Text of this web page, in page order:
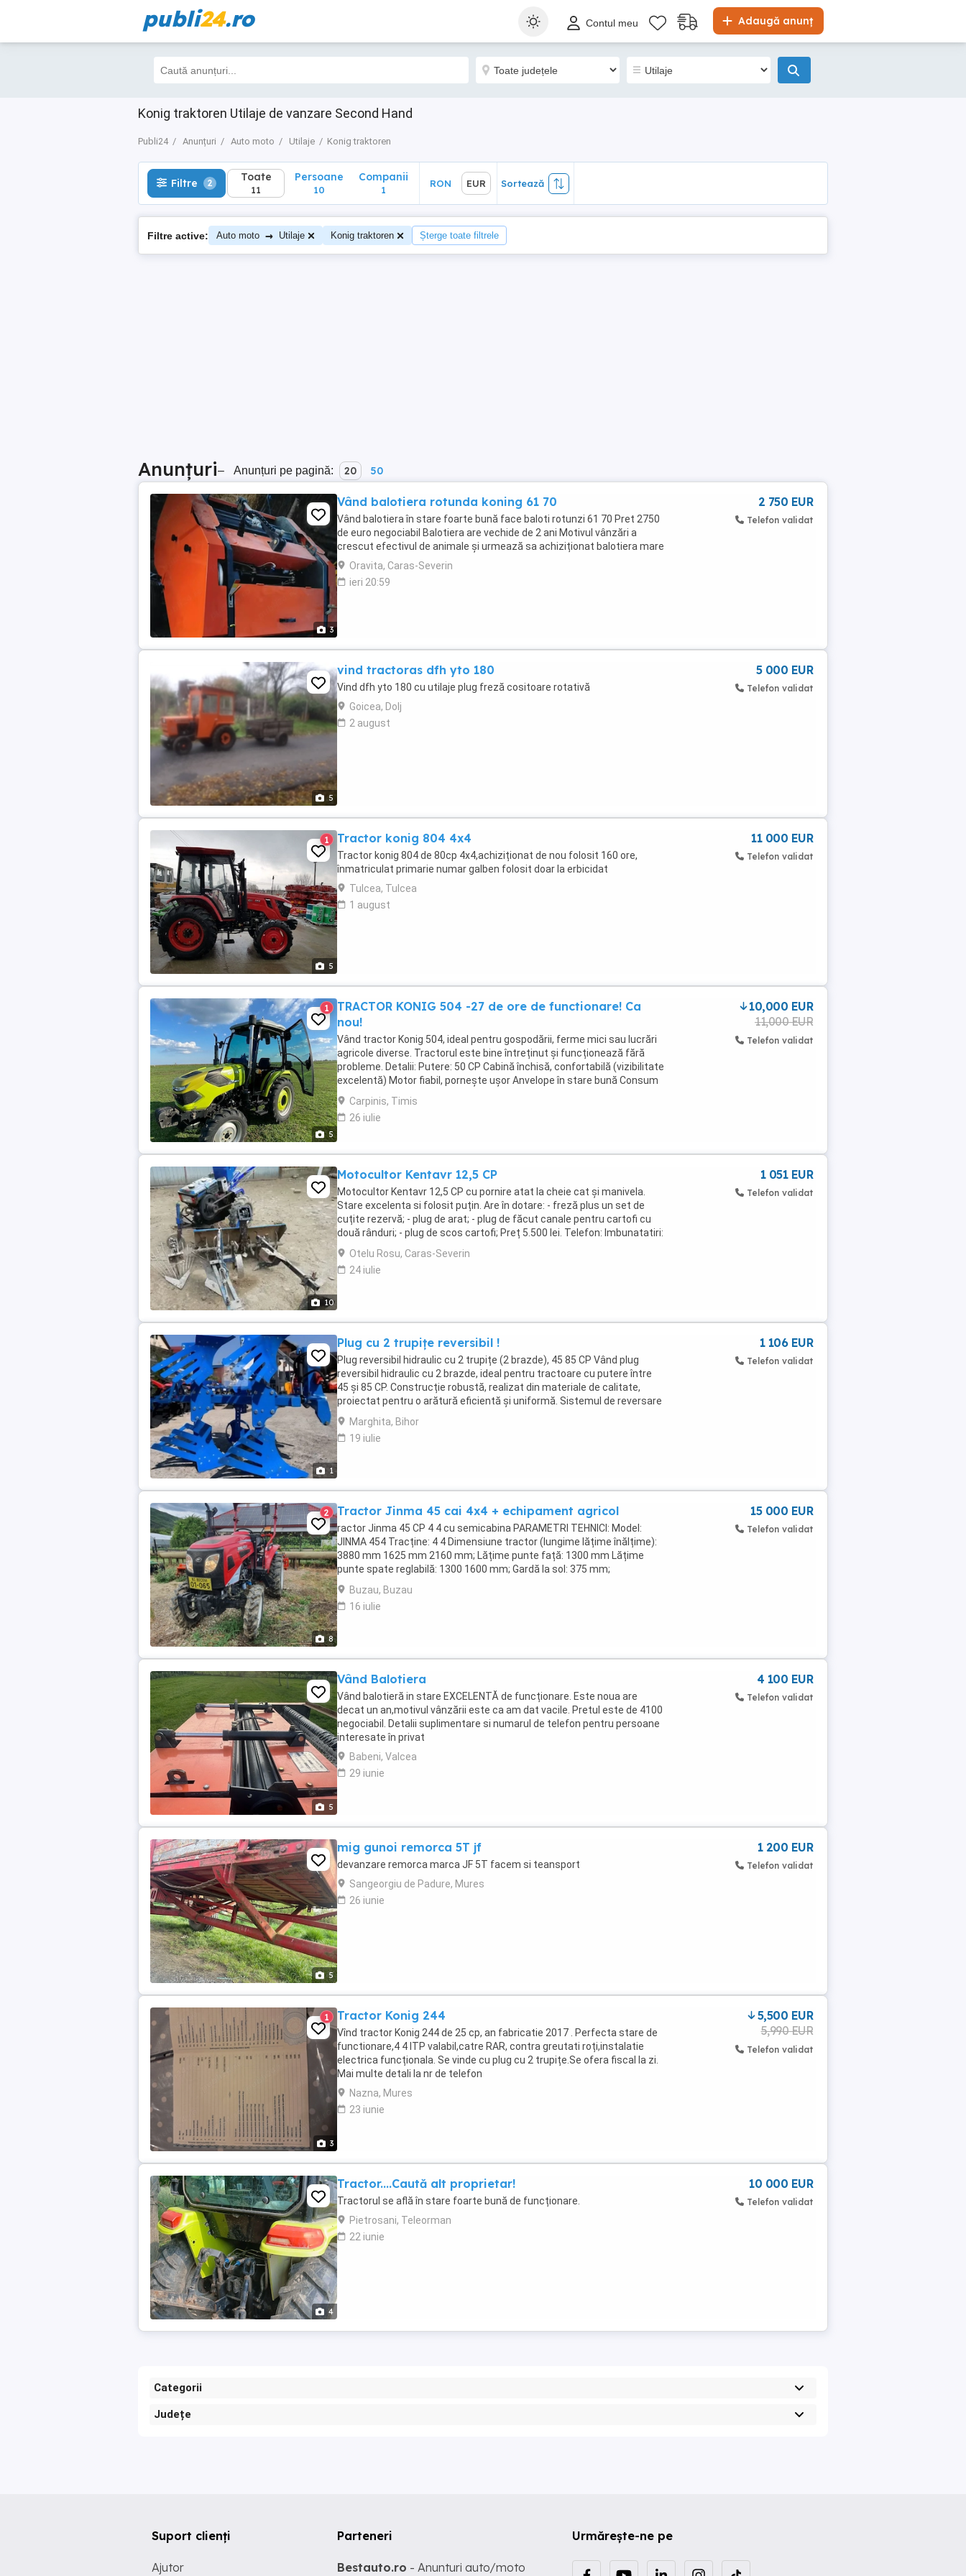
publi24.ro Adaugă anunț
Contul meu
Konig traktoren Utilaje de vanzare Second Hand
Publi24 Anunțuri Auto moto Utilaje Konig traktoren
Filtre 2 Toate
11
Sortează
Filtre 2 Toate
11
Persoane
10
Companii
1
RON EUR Sortează
Filtre active: Auto moto → Utilaje Konig traktoren Șterge toate filtrele
Anunțuri– Anunțuri pe pagină: 20 50
3
Vând balotiera rotunda koning 61 70
Vând balotiera în stare foarte bună face baloti rotunzi 61 70 Pret 2750
de euro negociabil Balotiera are vechide de 2 ani Motivul vânzări a
crescut efectivul de animale și urmează sa achiziționat balotiera mare
Oravita, Caras-Severin
ieri 20:59
2 750 EUR
Telefon validat
5
vind tractoras dfh yto 180
Vind dfh yto 180 cu utilaje plug freză cositoare rotativă
Goicea, Dolj
2 august
5 000 EUR
Telefon validat
5
1 Tractor konig 804 4x4
Tractor konig 804 de 80cp 4x4,achiziționat de nou folosit 160 ore,
înmatriculat primarie numar galben folosit doar la erbicidat
Tulcea, Tulcea
1 august
11 000 EUR
Telefon validat
5
1
TRACTOR KONIG 504 -27 de ore de functionare! Ca
nou!
Vând tractor Konig 504, ideal pentru gospodării, ferme mici sau lucrări
agricole diverse. Tractorul este bine întreținut și funcționează fără
probleme. Detalii: Putere: 50 CP Cabină închisă, confortabilă (vizibilitate
excelentă) Motor fiabil, pornește ușor Anvelope în stare bună Consum
...
Carpinis, Timis
26 iulie
10,000 EUR
11,000 EUR
Telefon validat
10
Motocultor Kentavr 12,5 CP
Motocultor Kentavr 12,5 CP cu pornire atat la cheie cat și manivela.
Stare excelenta si folosit puțin. Are în dotare: - freză plus un set de
cuțite rezervă; - plug de arat; - plug de făcut canale pentru cartofi cu
două rânduri; - plug de scos cartofi; Preț 5.500 lei. Telefon: Imbunatatiri:
- ...
Otelu Rosu, Caras-Severin
24 iulie
1 051 EUR
Telefon validat
1
Plug cu 2 trupițe reversibil !
Plug reversibil hidraulic cu 2 trupițe (2 brazde), 45 85 CP Vând plug
reversibil hidraulic cu 2 brazde, ideal pentru tractoare cu putere între
45 și 85 CP. Construcție robustă, realizat din materiale de calitate,
proiectat pentru o arătură eficientă și uniformă. Sistemul de reversare
hidraulică permite ...
Marghita, Bihor
19 iulie
1 106 EUR
Telefon validat
8
2 Tractor Jinma 45 cai 4x4 + echipament agricol
ractor Jinma 45 CP 4 4 cu semicabina PARAMETRI TEHNICI: Model:
JINMA 454 Tracține: 4 4 Dimensiune tractor (lungime lățime înălțime):
3880 mm 1625 mm 2160 mm; Lățime punte față: 1300 mm Lățime
punte spate reglabilă: 1300 1600 mm; Gardă la sol: 375 mm;
SPECIFICAȚII TEHNICE MOTOR: Model: ...
Buzau, Buzau
16 iulie
15 000 EUR
Telefon validat
5
Vând Balotiera
Vând balotieră in stare EXCELENTĂ de funcționare. Este noua are
decat un an,motivul vânzării este ca am dat vacile. Pretul este de 4100
negociabil. Detalii suplimentare si numarul de telefon pentru persoane
interesate în privat
Babeni, Valcea
29 iunie
4 100 EUR
Telefon validat
5
mig gunoi remorca 5T jf
devanzare remorca marca JF 5T facem si teansport
Sangeorgiu de Padure, Mures
26 iunie
1 200 EUR
Telefon validat
3
1 Tractor Konig 244
Vînd tractor Konig 244 de 25 cp, an fabricatie 2017 . Perfecta stare de
functionare,4 4 ITP valabil,catre RAR, contra greutati roți,instalatie
electrica funcționala. Se vinde cu plug cu 2 trupițe.Se ofera fiscal la zi.
Mai multe detali la nr de telefon
Nazna, Mures
23 iunie
5,500 EUR
5,990 EUR
Telefon validat
4
Tractor....Caută alt proprietar!
Tractorul se află în stare foarte bună de funcționare.
Pietrosani, Teleorman
22 iunie
10 000 EUR
Telefon validat
Categorii
Județe
Urmărește-ne pe
Suport clienți
Ajutor
Parteneri
Bestauto.ro - Anunturi auto/moto